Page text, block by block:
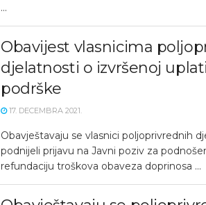
...
Obavijest vlasnicima
djelatnosti o izvršenoj
podrške
17. DECEMBRA 2021.
Obavještavaju se vlasnici poljoprivrednih
podnijeli prijavu na Javni poziv za
refundaciju troškova obaveza doprinosa ...